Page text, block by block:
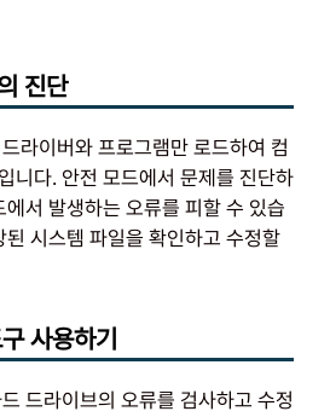
진단
라이버와 프로그램만 로드하여 컴
니다. 안전 모드에서 문제를 진단하
서 발생하는 오류를 피할 수 있습
시스템 파일을 확인하고 수정할
사용하기
드라이브의 오류를 검사하고 수정